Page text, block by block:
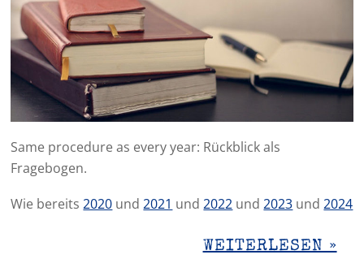
Same procedure as every year: Rückblick als
Fragebogen.
Wie bereits2020 und2021 und2022 und2023 und2024
WEITERLESEN »